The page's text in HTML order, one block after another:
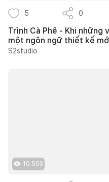
5 0
Trình Cà Phê - Khi
một ngôn ngữ thiết kế
S2studio
10.503